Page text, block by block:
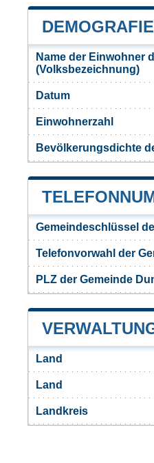
Name der Einwohner
(Volksbezeichnung)
Datum
Einwohnerzahl
Bevölkerungsdichte
Gemeindeschlüssel
Telefonvorwahl der
PLZ der Gemeinde
Land
Land
Landkreis